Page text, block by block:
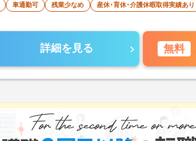
車通勤可 残業少なめ 産休･育休･介護休暇取得実績あり
詳細を見る 無料